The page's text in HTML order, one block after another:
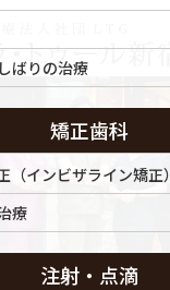
ばりの治療
矯正歯科
（インビザライン矯正）
療
注射・点滴